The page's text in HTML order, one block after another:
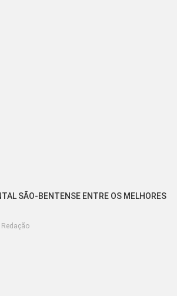
SÃO-BENTENSE ENTRE OS MELHORES
Redação